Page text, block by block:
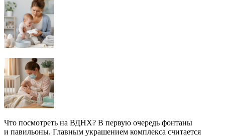
Что посмотреть на ВДНХ? В первую очередь фонтаны
и павильоны. Главным украшением комплекса считается